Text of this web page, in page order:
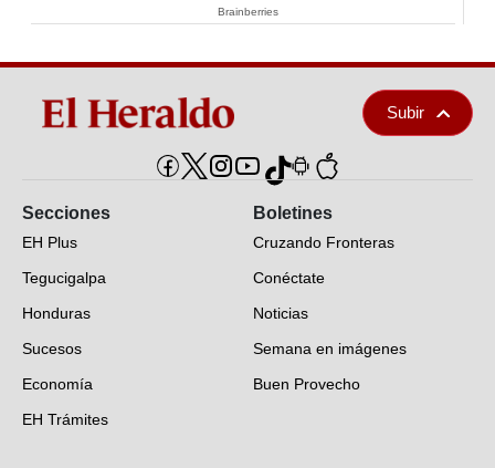
Brainberries
Subir
Secciones
EH Plus
Tegucigalpa
Honduras
Sucesos
Economía
EH Trámites
Boletines
Cruzando Fronteras
Conéctate
Noticias
Semana en imágenes
Buen Provecho